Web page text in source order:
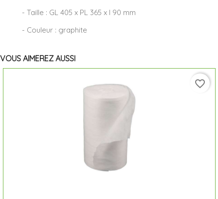
- Taille : GL 405 x PL 365 x l 90 mm
- Couleur : graphite
VOUS AIMEREZ AUSSI
favorite_border